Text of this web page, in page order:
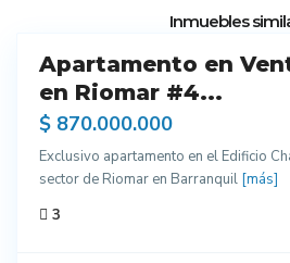
Inmuebles
Apartamento en
en Riomar #4...
$ 870.000.000
Exclusivo apartamento en el Edificio
sector de Riomar en Barranquil [más]
3